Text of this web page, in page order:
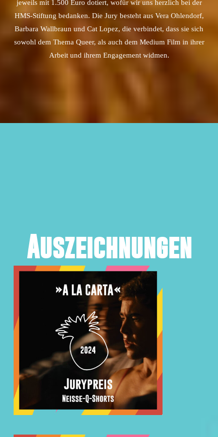
jeweils mit 1.500 Euro dotiert, wofür wir uns herzlich bei der
HMS-Stiftung bedanken. Die Jury besteht aus Vera Ohlendorf,
Barbara Wallbraun und Cat Lopez, die verbindet, dass sie sich
sowohl dem Thema Queer, als auch dem Medium Film in ihrer
Arbeit und ihrem Engagement widmen.
Auszeichnungen